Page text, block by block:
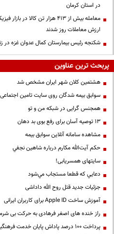
در استان کرمان
معامله بیش از ۴۱۳ هزار تن
ارزش معاملات روز شدند
شکنجه رئیس بیمارستان کمال عدوان غزه در
پربحث ترین عناوین
هشتمین کلان شهر ایران مشخص شد
سوابق بیمه شدگان روی سایت تامین اجتماعی
همجنس گرایی در شبکه من و تو
13 توصیه آسان برای رفع بوی بد دهان
مشاهده سامانه آنلاين سوابق بیمه
حكم آيت‌الله مكارم درباره شاهين نجفي
سایتهای همسریابی!
دعايي كه قطعا مستجاب مي‌شود
جزئیات جدید قتل روح الله داداشی
آموزش ساخت Apple ID برای کاربران ایرانی
راز خنده های اصغر فرهادی به حرکت بی
پرداخت ۱۰۰ درصد پاداش پایان خدمت فرهنگیان